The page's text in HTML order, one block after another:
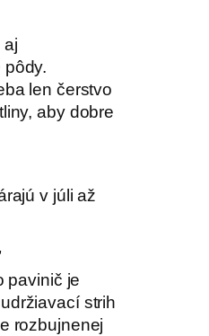
aj
len čerstvo
aby dobre
v júli až
pavinič je
strih
rozbujnenej